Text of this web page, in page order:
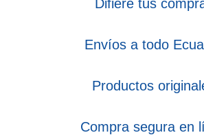
Difiere tus
Envíos a todo
Productos
Compra segura en